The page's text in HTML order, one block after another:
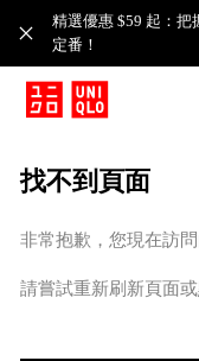
精選優惠 $59 起：把
定番！​
找不到頁面
非常抱歉，您現在訪
請嘗試重新刷新頁面